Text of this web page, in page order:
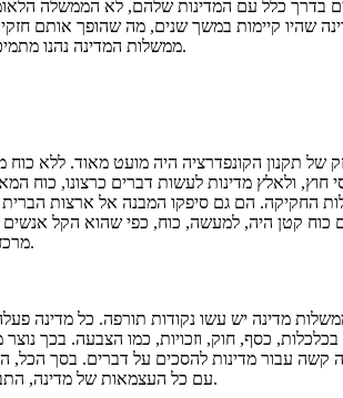
בדרך כלל עם המדינות שלהם, לא הממשלה
שהיו קיימות במשך שנים, מה שהופך אותם
ממשלות המדינה נהנו מתמיכה חזקה מאזרחיה.
של תקנון הקונפדרציה היה מועט מאוד. ללא כוח
חוץ, ולאלץ מדינות לעשות דברים כרצונו, כוח
החקיקה. הם גם סיפקו המבנה אל ארצות
כוח קטן היה, למעשה, כוח, כפי שהוא הקל אנשים
מרכזי, שלאחר מהפכה.
מדינה יש עשו נקודות תורפה. כל מדינה
בכלכלות, כסף, חוק, וזכויות, כמו הצבעה. בכך
קשה עבור מדינות להסכים על דברים. בסך הכל,
עם כל העצמאות של מדינה, התבררו חולשה גדולה.